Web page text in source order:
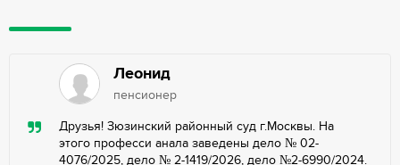
Леонид
пенсионер
Друзья! Зюзинский районный суд г.Москвы. На
этого професси анала заведены дело № 02-
4076/2025, дело № 2-1419/2026, дело №2-6990/2024.